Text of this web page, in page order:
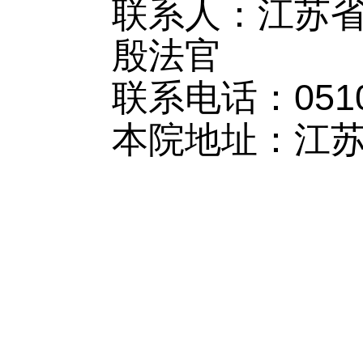
联系人：江苏
殷法官
联系电话：
本院地址：江